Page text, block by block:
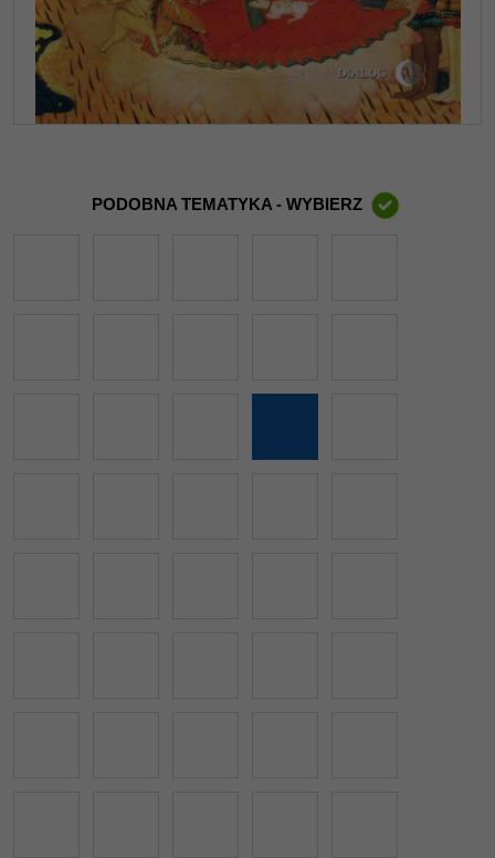
PODOBNA TEMATYKA - WYBIERZ